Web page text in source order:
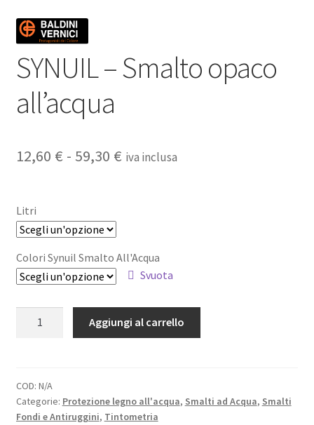
SYNUIL – Smalto opaco
all’acqua
12,60 € - 59,30 €Fascia
12,60 €
a
59,30 €
iva inclusa
Litri
Colori Synuil Smalto All'Acqua
Svuota
all’acqua
quantità
Aggiungi al carrello
COD: N/A
Categorie: Protezione legno all'acqua, Smalti ad Acqua, Smalti
Fondi e Antiruggini, Tintometria